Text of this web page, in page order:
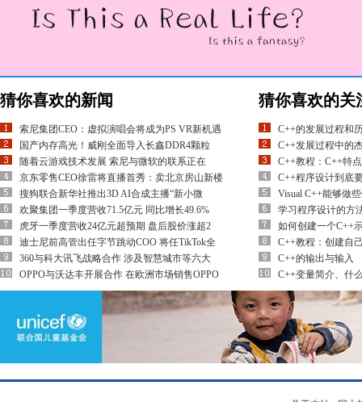
猜你喜欢的新闻
索尼集团CEO：虚拟演唱会将成为PS VR新机遇
国产内存高光！威刚全面导入长鑫DDR4颗粒
随着云游戏技术发展 索尼与微软的联系正在
京东零售CEO徐雷将直播首秀：卖北京房山新楼
搜狗联合新华社推出3D AI合成主播“新小微
欢聚集团一季度营收71.5亿元 同比增长49.6%
虎牙一季度营收24亿元超预期 盘后股价涨超2
迪士尼前高管出任字节跳动COO 将任TikTok全
360与科大讯飞战略合作 涉及智慧城市等六大
OPPO与沃达丰开展合作 在欧洲市场销售OPPO
猜你喜欢的关
C++的发展过程和
C++发展过程中的
C++教程：C++特
C++程序设计到底
Visual C++能够做
学习程序设计的方
如何创建一个C++
C++教程：创建自
C++的输出与输入
C++变量简介、什